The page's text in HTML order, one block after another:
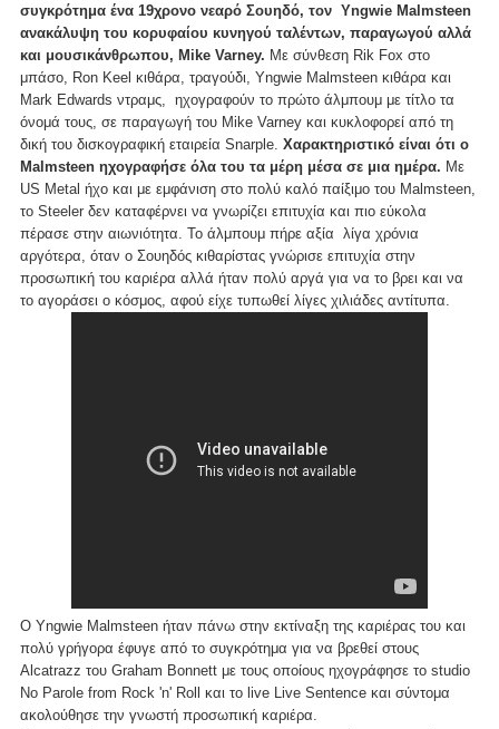
συγκρότημα ένα 19χρονο νεαρό Σουηδό, τον Yngwie Malmsteen
ανακάλυψη του κορυφαίου κυνηγού ταλέντων, παραγωγού αλλά
και μουσικάνθρωπου, Mike Varney. Με σύνθεση Rik Fox στο
μπάσο, Ron Keel κιθάρα, τραγούδι, Yngwie Malmsteen κιθάρα και
Mark Edwards ντραμς, ηχογραφούν το πρώτο άλμπουμ με τίτλο τα
όνομά τους, σε παραγωγή του Mike Varney και κυκλοφορεί από τη
δική του δισκογραφική εταιρεία Snarple. Χαρακτηριστικό είναι ότι ο
Malmsteen ηχογραφήσε όλα του τα μέρη μέσα σε μια ημέρα. Με
US Metal ήχο και με εμφάνιση στο πολύ καλό παίξιμο του Malmsteen,
το Steeler δεν καταφέρνει να γνωρίζει επιτυχία και πιο εύκολα
πέρασε στην αιωνιότητα. Το άλμπουμ πήρε αξία λίγα χρόνια
αργότερα, όταν ο Σουηδός κιθαρίστας γνώρισε επιτυχία στην
προσωπική του καριέρα αλλά ήταν πολύ αργά για να το βρει και να
το αγοράσει ο κόσμος, αφού είχε τυπωθεί λίγες χιλιάδες αντίτυπα.
Ο Yngwie Malmsteen ήταν πάνω στην εκτίναξη της καριέρας του και
πολύ γρήγορα έφυγε από το συγκρότημα για να βρεθεί στους
Alcatrazz του Graham Bonnett με τους οποίους ηχογράφησε το studio
No Parole from Rock 'n' Roll και το live Live Sentence και σύντομα
ακολούθησε την γνωστή προσωπική καριέρα.